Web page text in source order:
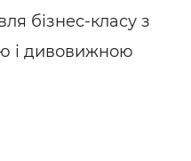
бізнес-класу з
і дивовижною